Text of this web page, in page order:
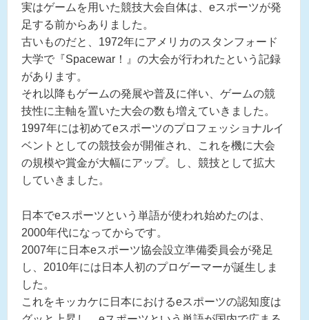
実はゲームを用いた競技大会自体は、eスポーツが発
足する前からありました。
古いものだと、1972年にアメリカのスタンフォード
大学で『Spacewar！』の大会が行われたという記録
があります。
それ以降もゲームの発展や普及に伴い、ゲームの競
技性に主軸を置いた大会の数も増えていきました。
1997年には初めてeスポーツのプロフェッショナルイ
ベントとしての競技会が開催され、これを機に大会
の規模や賞金が大幅にアップ。し、競技として拡大
していきました。
日本でeスポーツという単語が使われ始めたのは、
2000年代になってからです。
2007年に日本eスポーツ協会設立準備委員会が発足
し、2010年には日本人初のプロゲーマーが誕生しま
した。
これをキッカケに日本におけるeスポーツの認知度は